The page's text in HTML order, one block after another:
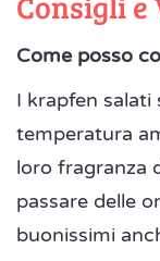
Come posso
I krapfen salati
temperatura
loro fragranza
passare delle
buonissimi